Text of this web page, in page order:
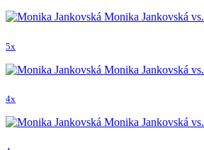
Monika Jankovská vs.
5x
Monika Jankovská vs.
4x
Monika Jankovská vs.